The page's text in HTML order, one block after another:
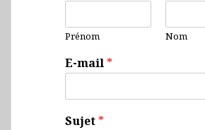
Prénom Nom
E-mail *
Sujet *